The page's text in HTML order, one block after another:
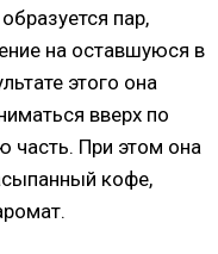
пар,
на оставшуюся в
этого она
вверх по
часть. При этом она
кофе,